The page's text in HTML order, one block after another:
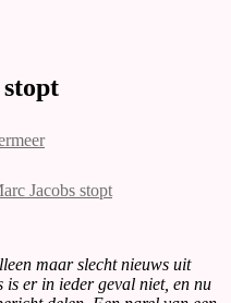
Jacobs stopt
maar slecht nieuws uit
is er in ieder geval niet, en nu